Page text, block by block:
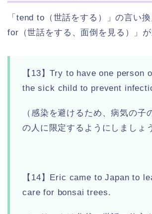
「tend to（世話をする）」の言い
for（世話をする、面倒を見る）」が
【13】Try to have one person
the sick child to prevent
（感染を避けるため、病気の子
の人に限定するようにしましょ
【14】Eric came to Japan to
care for bonsai trees.